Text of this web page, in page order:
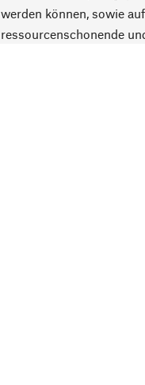
werden können, sowie
ressourcenschonende